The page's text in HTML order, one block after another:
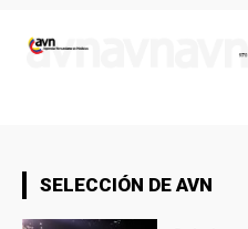
SELECCIÓN DE AVN